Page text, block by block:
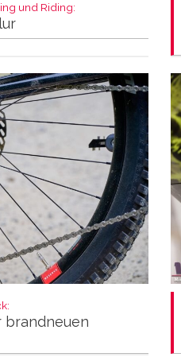
und Riding:
brandneuen